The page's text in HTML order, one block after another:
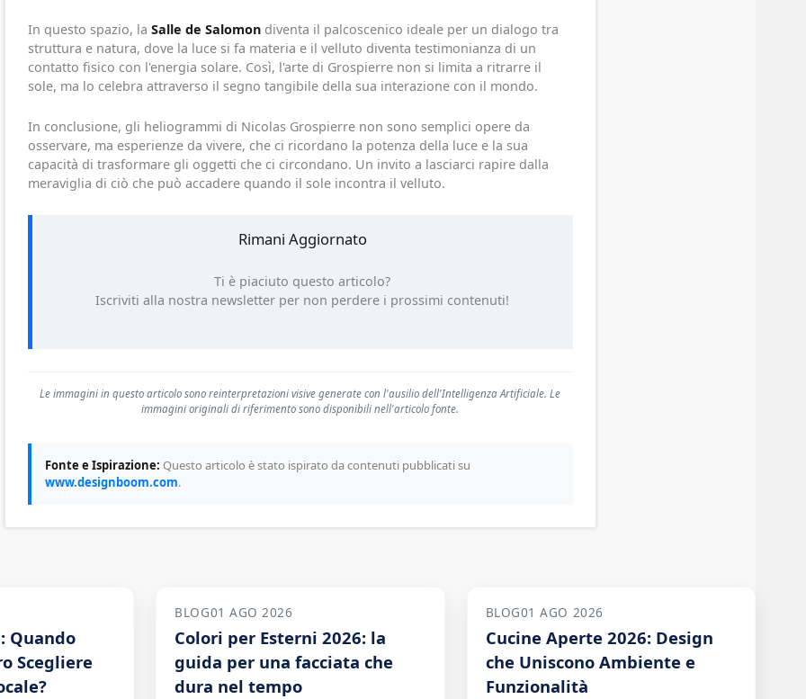
In questo spazio, la Salle de Salomondiventa il palcoscenico ideale per un dialogo tra
struttura e natura, dove la luce si fa materia e il velluto diventa testimonianza di un
contatto fisico con l'energia solare. Così, l'arte di Grospierre non si limita a ritrarre il
sole, ma lo celebra attraverso il segno tangibile della sua interazione con il mondo.
In conclusione, gli heliogrammi di Nicolas Grospierre non sono semplici opere da
osservare, ma esperienze da vivere, che ci ricordano la potenza della luce e la sua
capacità di trasformare gli oggetti che ci circondano. Un invito a lasciarci rapire dalla
meraviglia di ciò che può accadere quando il sole incontra il velluto.
Rimani Aggiornato
Ti è piaciuto questo articolo?
Iscriviti alla nostra newsletter per non perdere i prossimi contenuti!
Le immagini in questo articolo sono reinterpretazioni visive generate con l'ausilio dell'Intelligenza Artificiale. Le
immagini originali di riferimento sono disponibili nell'articolo fonte.
Fonte e Ispirazione: Questo articolo è stato ispirato da contenuti pubblicati su
www.designboom.com.
Quando
Scegliere
BLOG01 AGO 2026
Colori per Esterni 2026: la
guida per una facciata che
dura nel tempo
BLOG01 AGO 2026
Cucine Aperte 2026: Design
che Uniscono Ambiente e
Funzionalità